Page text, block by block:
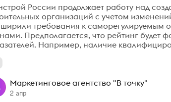
России продолжает работу над
организаций с учетом
требования к саморегулируемым
Предполагается, что рейтинг будет
Например, наличие
Маркетинговое агентство "В точку"
2 апр